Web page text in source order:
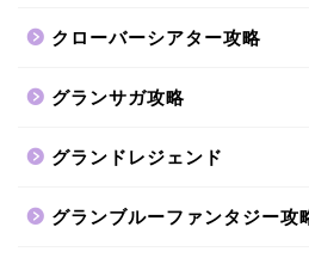
クローバーシアター攻略
グランサガ攻略
グランドレジェンド
グランブルーファンタジー攻